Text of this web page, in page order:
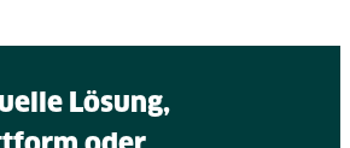
Lösung,